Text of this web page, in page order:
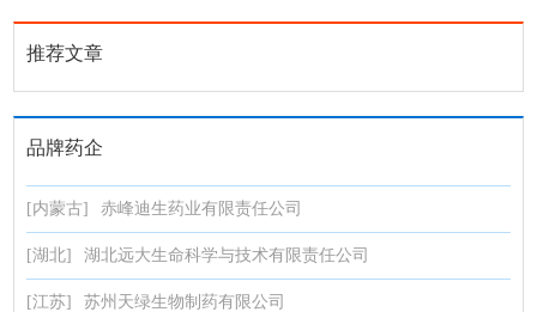
推荐文章
品牌药企
[内蒙古] 赤峰迪生药业有限责任公司
[湖北] 湖北远大生命科学与技术有限责任公司
[江苏] 苏州天绿生物制药有限公司